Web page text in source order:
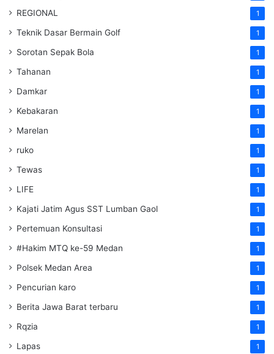
REGIONAL 1
Teknik Dasar Bermain Golf 1
Sorotan Sepak Bola 1
Tahanan 1
Damkar 1
Kebakaran 1
Marelan 1
ruko 1
Tewas 1
LIFE 1
Kajati Jatim Agus SST Lumban Gaol 1
Pertemuan Konsultasi 1
#Hakim MTQ ke-59 Medan 1
Polsek Medan Area 1
Pencurian karo 1
Berita Jawa Barat terbaru 1
Rqzia 1
Lapas 1